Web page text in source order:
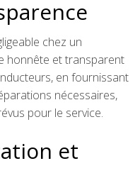
chez un
honnête et transparent
en fournissant
nécessaires,
pour le service.
et